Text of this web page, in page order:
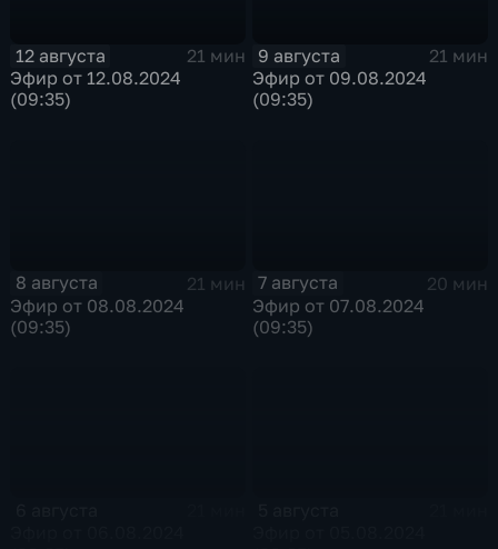
12 августа
21 мин
Эфир от 12.08.2024
(09:35)
9 августа
21 мин
Эфир от 09.08.2024
(09:35)
8 августа
21 мин
Эфир от 08.08.2024
(09:35)
7 августа
20 мин
Эфир от 07.08.2024
(09:35)